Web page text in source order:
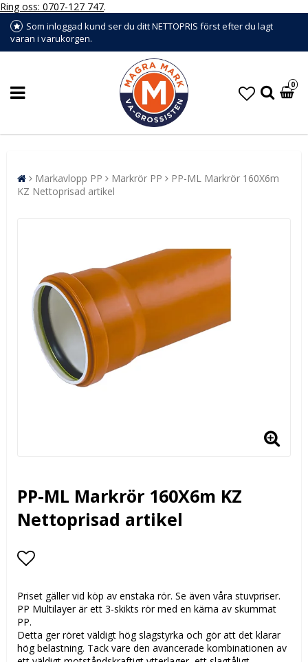
Ring oss: 0707-127 747.
Som inloggad kund ser du ditt NETTOPRIS först efter du lagt
varan i varukorgen.
0
Markavlopp PP Markrör PP
PP-ML Markrör 160X6m
KZ Nettoprisad artikel
PP-ML Markrör 160X6m KZ
Nettoprisad artikel
Priset gäller vid köp av enstaka rör. Se även våra stuvpriser.
PP Multilayer är ett 3-skikts rör med en kärna av skummat
PP.
Detta ger röret väldigt hög slagstyrka och gör att det klarar
hög belastning. Tack vare den avancerade kombinationen av